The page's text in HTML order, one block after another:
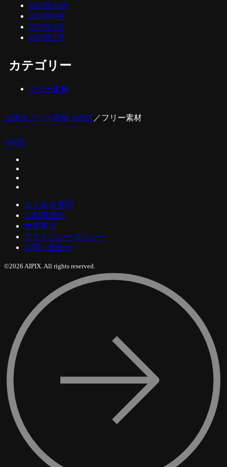
2023年10月
2023年9月
2023年8月
2023年7月
カテゴリー
フリー素材
AI美女フリー素材 AIPIX ／フリー素材
AIPIX
よくある質問
ご利用規約
免責事項
プライバシーポリシー
お問い合わせ
©2026 AIPIX. All rights reserved.